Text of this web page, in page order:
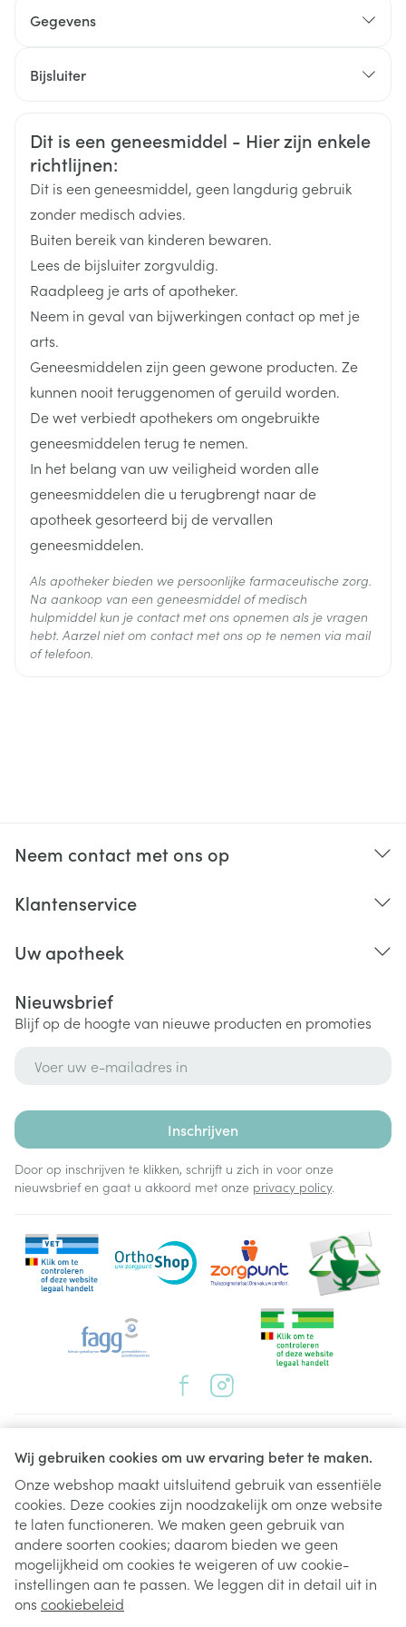
Wij gebruiken cookies om uw ervaring beter te maken.
Onze webshop maakt uitsluitend gebruik van essentiële
cookies. Deze cookies zijn noodzakelijk om onze website
te laten functioneren. We maken geen gebruik van
andere soorten cookies; daarom bieden we geen
mogelijkheid om cookies te weigeren of uw cookie-
instellingen aan te passen. We leggen dit in detail uit in
ons cookiebeleid
kaliumsparende medicijnen gebruikt voor de
spironolacton in een dosering van 12,5 tot 50 mg per
dag.
bloeddruk, inclusief angiotensine II-
receptorantagonist (ARB), aliskiren (zie ook de
informatie in de rubrieken "Wanneer mag u dit
medicijn niet gebruiken?" en "Wanneer moet u extra
voorzichtig zijn met dit medicijn?" of diuretica
(medicijnen die een vermeerdering geven van de
hoeveelheid urine die de nieren produceren),
medicijnen die vaak worden gebruikt voor de
behandeling van diarree (racecadotril) of om
afstoting van getransplanteerde organen te
vermijden (sirolimus, everolimus, temsirolimus en
andere medicijnen die behoren tot de klasse van de
zogenoemde mTor-remmers). Zie rubriek "Wanneer
moet u extra voorzichtig zijn met dit medicijn?",
sacubitril/valsartan (voor de behandeling van
langdurig hartfalen). Zie de rubrieken 'Wanneer
u extra voorzichtig zijn met dit medicijn?',
niet-steroïdale ontstekingsremmende medicijnen
(ibuprofen) tegen pijn, of hoge dosis
acetylsalicylzuur, een stof die aanwezig is in veel
afweermechanisme van het lichaam onderdrukken)
Met betrekking tot Coveram
Gegevens
Merken
Breedte 45 mm
Lengte
Diepte 68 mm
Verpakking
30
Actieve
Ingrediënten
amlodipine besilaat, perindopril
arginine
Behoud Kamertemperatuur (15°C - 25°C)
Bijsluiter
Duits
Frans Frans
Veiligheidsinformatie
Dit is een geneesmiddel - Hier zijn enkele
richtlijnen:
Dit is een geneesmiddel, geen langdurig gebruik
zonder medisch advies.
Buiten bereik van kinderen bewaren.
Lees de bijsluiter zorgvuldig.
Raadpleeg je arts of apotheker.
Neem in geval van bijwerkingen contact op met je
arts.
Geneesmiddelen zijn geen gewone producten. Ze
kunnen nooit teruggenomen of geruild worden.
De wet verbiedt apothekers om ongebruikte
geneesmiddelen terug te nemen.
In het belang van uw veiligheid worden alle
geneesmiddelen die u terugbrengt naar de
apotheek gesorteerd bij de vervallen
geneesmiddelen.
Als apotheker bieden we persoonlijke farmaceutische zorg.
Na aankoop van een geneesmiddel of medisch
hulpmiddel kun je contact met ons opnemen als je vragen
hebt. Aarzel niet om contact met ons op te nemen via mail
of telefoon.
Neem contact met ons op
Klantenservice
Uw apotheek
Nieuwsbrief
Blijf op de hoogte van nieuwe producten en promoties
Inschrijven
Door op inschrijven te klikken, schrijft u zich in voor onze
nieuwsbrief en gaat u akkoord met onze privacy policy.
Juridische links